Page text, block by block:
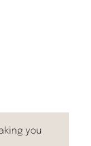
you